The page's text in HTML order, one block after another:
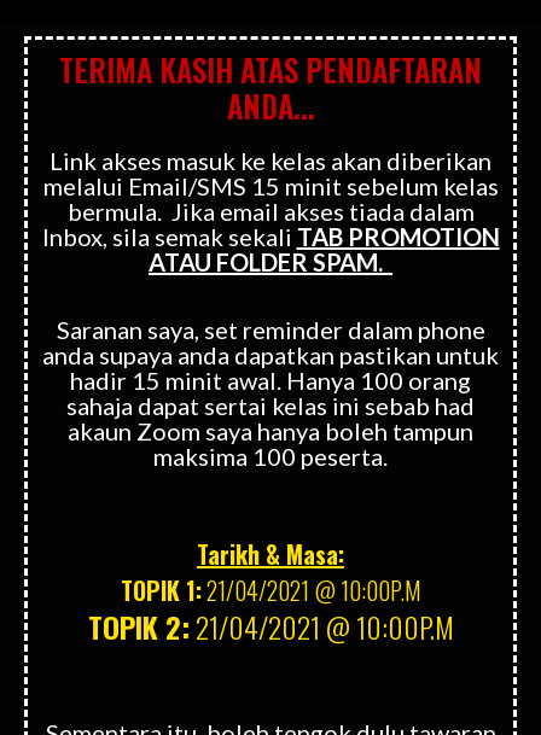
TERIMA KASIH ATAS PENDAFTARAN
ANDA...
Link akses masuk ke kelas akan diberikan
melalui Email/SMS 15 minit sebelum kelas
bermula. Jika email akses tiada dalam
Inbox, sila semak sekali TAB PROMOTION
ATAU FOLDER SPAM.
Saranan saya, set reminder dalam phone
anda supaya anda dapatkan pastikan untuk
hadir 15 minit awal. Hanya 100 orang
sahaja dapat sertai kelas ini sebab had
akaun Zoom saya hanya boleh tampun
maksima 100 peserta.
Tarikh & Masa:
TOPIK 1:21/04/2021 @ 10:00P.M
TOPIK 2:21/04/2021 @ 10:00P.M